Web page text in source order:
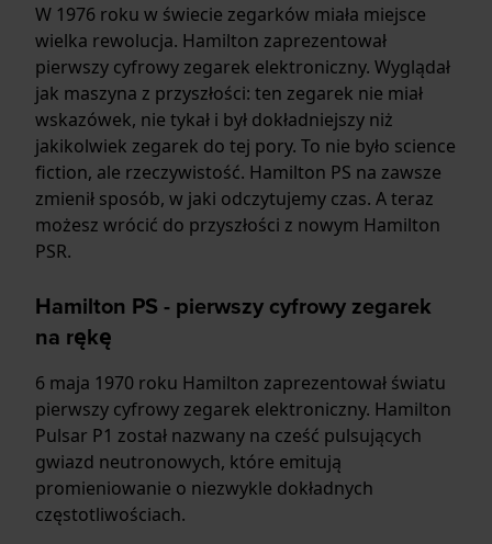
W 1976 roku w świecie zegarków miała miejsce
wielka rewolucja. Hamilton zaprezentował
pierwszy cyfrowy zegarek elektroniczny. Wyglądał
jak maszyna z przyszłości: ten zegarek nie miał
wskazówek, nie tykał i był dokładniejszy niż
jakikolwiek zegarek do tej pory. To nie było science
fiction, ale rzeczywistość. Hamilton PS na zawsze
zmienił sposób, w jaki odczytujemy czas. A teraz
możesz wrócić do przyszłości z nowym Hamilton
PSR.
Hamilton PS - pierwszy cyfrowy zegarek
na rękę
6 maja 1970 roku Hamilton zaprezentował światu
pierwszy cyfrowy zegarek elektroniczny. Hamilton
Pulsar P1 został nazwany na cześć pulsujących
gwiazd neutronowych, które emitują
promieniowanie o niezwykle dokładnych
częstotliwościach.